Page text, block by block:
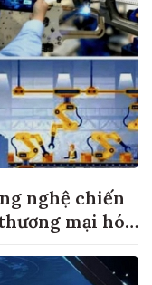
nghệ chiến
mại hóa